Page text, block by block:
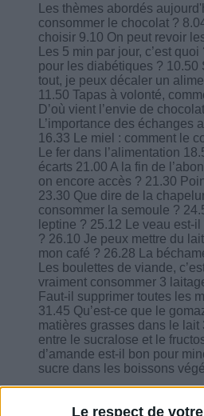
Le respect de
Les thèmes abordés
consommer le chocolat ?
choisir 9.10 On peut revoir
Les 5 min par jour, c’est
pour les diabétiques ? 10.50
tout, je peux décaler un
11.50 Tapas à volonté,
D’où vient l’envie de
L’importance des échanges
16.33 Le miel : comment le
Le fer dans l’alimentation
écarts 21.00 A la fin de
on encore accès ? 21.30
23.30 Que dire de la
consommer la semoule ?
leptine ? 25.12 Le veau est-
? 26.10 Je peux mettre du
mon café ? 26.28 La
Les boulettes de viande,
vraiment consommer 3
Faut-il supprimer toutes les
31.45 Qu’est-ce que le
matières grasses dans le lait
entre le sucralose et le
d’amande est-il bon pour
sucre dans les boissons